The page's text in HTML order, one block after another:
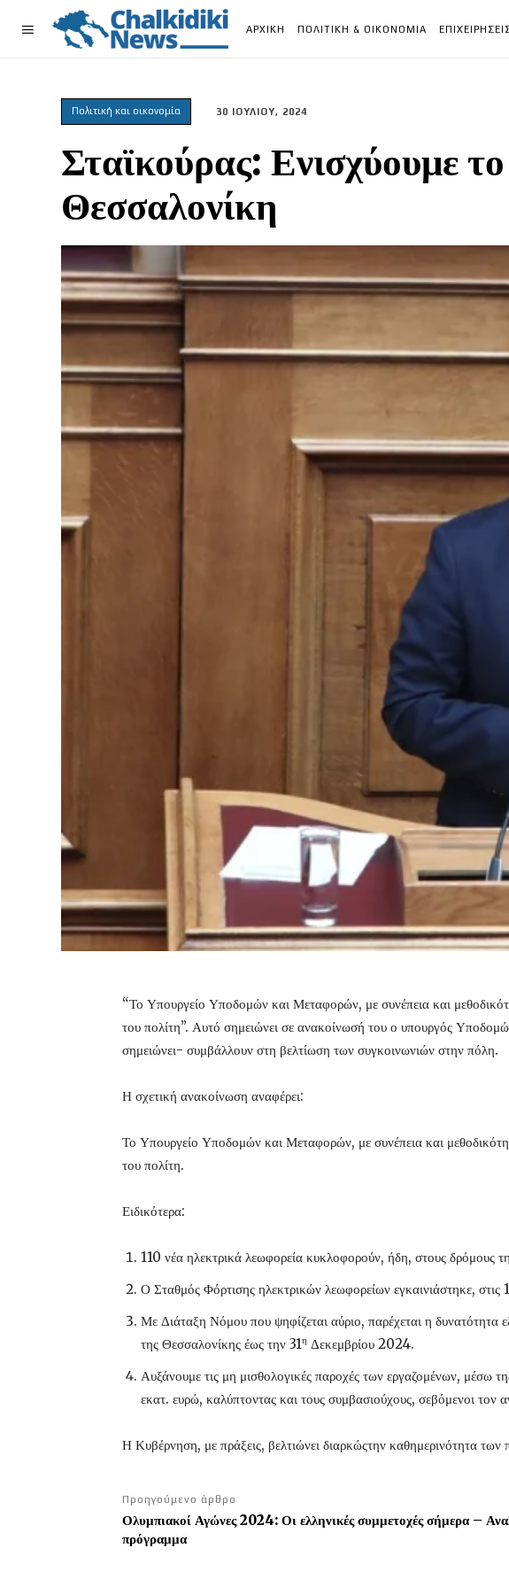
ΑΡΧΙΚΗ ΠΟΛΙΤΙΚΗ & ΟΙΚΟΝΟΜΙΑ
Πολιτική και οικονομία 30 ΙΟΥΛΙΟΥ, 2024
Σταϊκούρας: Ενισχύουμε
Θεσσαλονίκη
“Το Υπουργείο Υποδομών και Μεταφορών, με συνέπεια και
του πολίτη”. Αυτό σημειώνει σε ανακοίνωσή του ο υπουργός
σημειώνει- συμβάλλουν στη βελτίωση των συγκοινωνιών στην πόλη.
Η σχετική ανακοίνωση αναφέρει:
Το Υπουργείο Υποδομών και Μεταφορών, με συνέπεια και
του πολίτη.
Ειδικότερα:
110 νέα ηλεκτρικά λεωφορεία κυκλοφορούν, ήδη, στους δρόμους
Ο Σταθμός Φόρτισης ηλεκτρικών λεωφορείων εγκαινιάστηκε,
Με Διάταξη Νόμου που ψηφίζεται αύριο, παρέχεται η
της Θεσσαλονίκης έως την 31η Δεκεμβρίου 2024.
Αυξάνουμε τις μη μισθολογικές παροχές των εργαζομένων, μέσω
εκατ. ευρώ, καλύπτοντας και τους συμβασιούχους, σεβόμενοι
Η Κυβέρνηση, με πράξεις, βελτιώνει διαρκώςτην καθημερινότητα των
Προηγούμενο άρθρο
Ολυμπιακοί Αγώνες 2024: Οι ελληνικές συμμετοχές σήμερα –
πρόγραμμα